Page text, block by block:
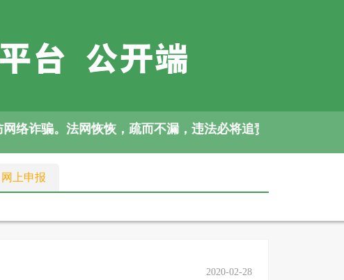
诈骗。法网恢恢，疏而不漏，违法必将追责。
网上申报
2020-02-28